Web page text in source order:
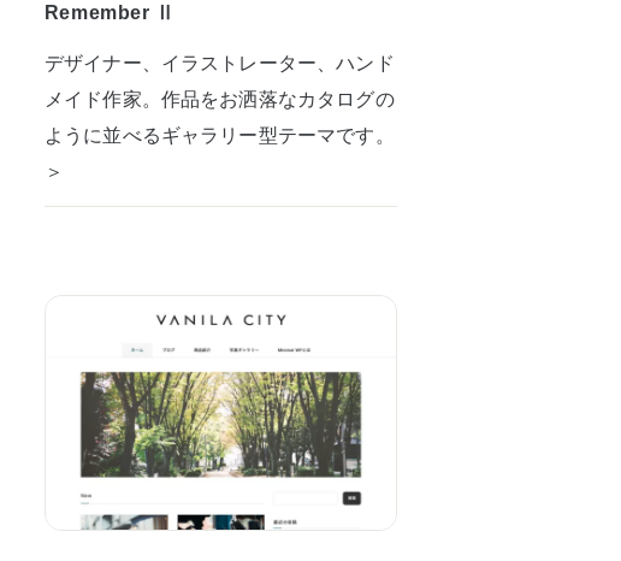
Remember Ⅱ
デザイナー、イラストレーター、ハンド
メイド作家。作品をお洒落なカタログの
ように並べるギャラリー型テーマです。
＞